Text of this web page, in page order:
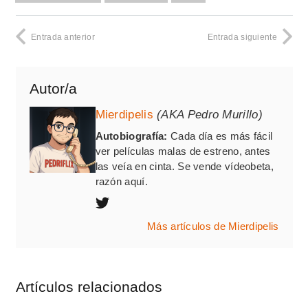
Entrada anterior Entrada siguiente
Autor/a
Mierdipelis (AKA Pedro Murillo)
Autobiografía: Cada día es más fácil
ver películas malas de estreno, antes
las veía en cinta. Se vende vídeobeta,
razón aquí.
Más artículos de Mierdipelis
Artículos relacionados